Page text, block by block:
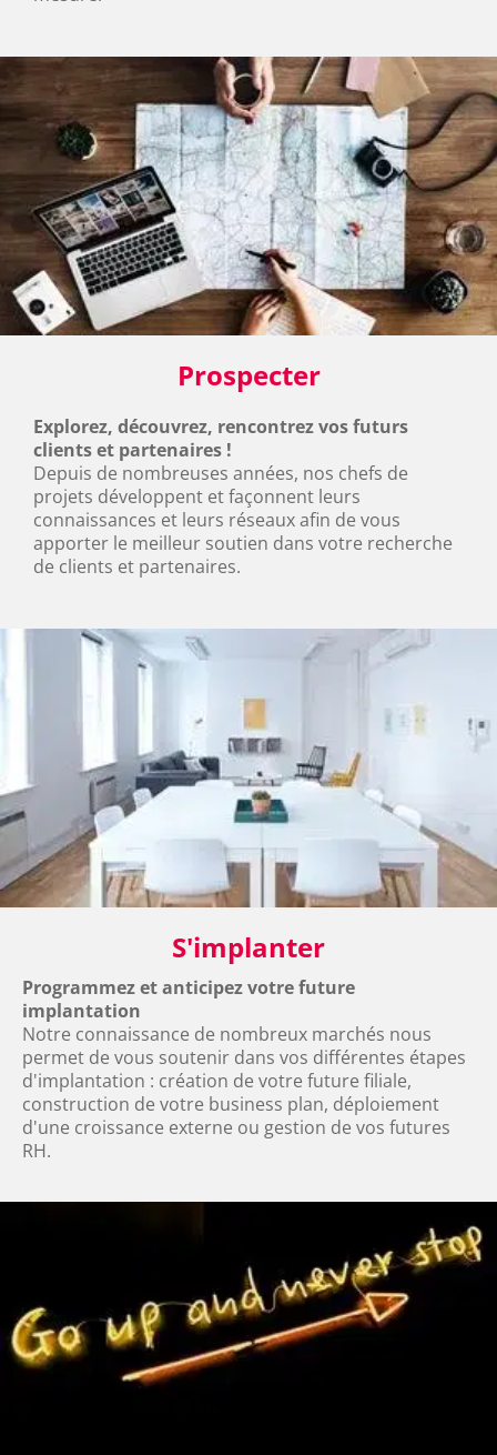
Prospecter
Explorez, découvrez, rencontrez vos futurs
clients et partenaires !
Depuis de nombreuses années, nos chefs de
projets développent et façonnent leurs
connaissances et leurs réseaux afin de vous
apporter le meilleur soutien dans votre recherche
de clients et partenaires.
S'implanter
Programmez et anticipez votre future
implantation
Notre connaissance de nombreux marchés nous
permet de vous soutenir dans vos différentes étapes
d'implantation : création de votre future filiale,
construction de votre business plan, déploiement
d'une croissance externe ou gestion de vos futures
RH.